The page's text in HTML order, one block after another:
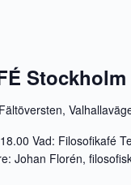
Fältöversten,
Vad: Filosofikafé
Johan Florén,